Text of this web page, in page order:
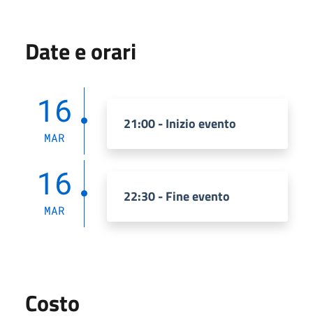
Date e orari
16
MAR
21:00 - Inizio evento
16
MAR
22:30 - Fine evento
Costo